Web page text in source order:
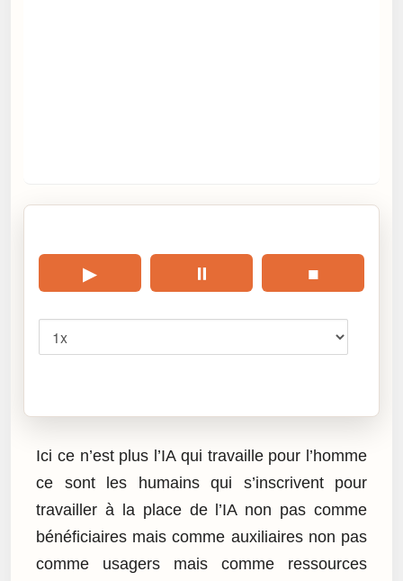
▶ ⏸ ■
Ici ce n’est plus l’IA qui travaille pour l’homme
ce sont les humains qui s’inscrivent pour
travailler à la place de l’IA non pas comme
bénéficiaires mais comme auxiliaires non pas
comme usagers mais comme ressources